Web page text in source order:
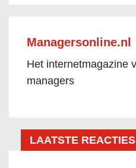
Managersonline.nl
Het internetmagazine
managers
LAATSTE REACTIES